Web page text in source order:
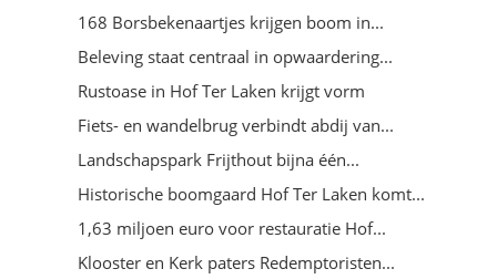
168 Borsbekenaartjes krijgen boom in...
Beleving staat centraal in opwaardering...
Rustoase in Hof Ter Laken krijgt vorm
Fiets- en wandelbrug verbindt abdij van...
Landschapspark Frijthout bijna één...
Historische boomgaard Hof Ter Laken komt...
1,63 miljoen euro voor restauratie Hof...
Klooster en Kerk paters Redemptoristen...